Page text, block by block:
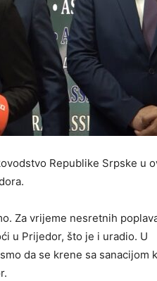
Republike Srpske u
Za vrijeme nesretnih
u Prijedor, što je i uradio. U
da se krene sa sanacijom